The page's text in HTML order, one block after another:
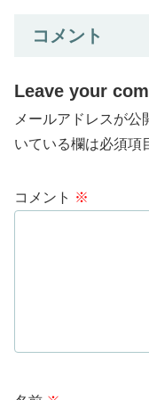
コメント
Leave your
メールアドレスが公
いている欄は必須項
コメント ※